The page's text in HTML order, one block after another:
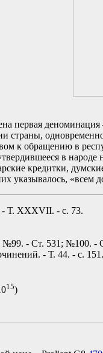
первая
страны,
к обращению в
в
кредитки,
указывалось, «всем
Т. XXXVII. - с. 73.
- Ст. 531; №100. -
- Т. 44. - с. 151.
15)